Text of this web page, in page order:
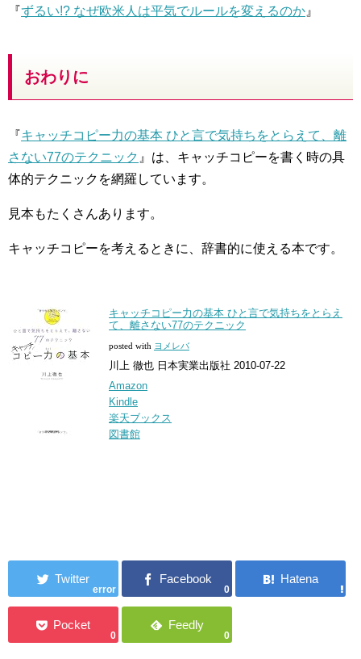
『ずるい!? なぜ欧米人は平気でルールを変えるのか 』
おわりに
『キャッチコピー力の基本 ひと言で気持ちをとらえて、離
さない77のテクニック 』は、キャッチコピーを書く時の具
体的テクニックを網羅しています。
見本もたくさんあります。
キャッチコピーを考えるときに、辞書的に使える本です。
キャッチコピー力の基本 ひと言で気持ちをとらえ
て、離さない77のテクニック
posted with ヨメレバ
川上 徹也 日本実業出版社 2010-07-22
Amazon
Kindle
楽天ブックス
図書館
error 0
0 0